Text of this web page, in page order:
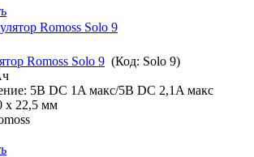
Romoss Solo 9 (Код: Solo 9)
5В DC 1A макс/5В DC 2,1A макс
х 22,5 мм